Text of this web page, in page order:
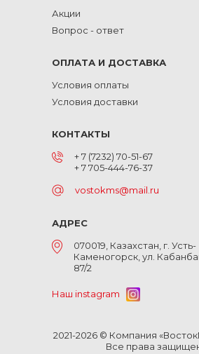
Акции
Вопрос - ответ
ОПЛАТА И ДОСТАВКА
Условия оплаты
Условия доставки
КОНТАКТЫ
+ 7 (7232) 70-51-67
+ 7 705-444-76-37
vostokms@mail.ru
АДРЕС
070019, Казахстан, г. Усть-
Каменогорск, ул.
87/2
Наш instagram
2021-2026 © Компания
Все права